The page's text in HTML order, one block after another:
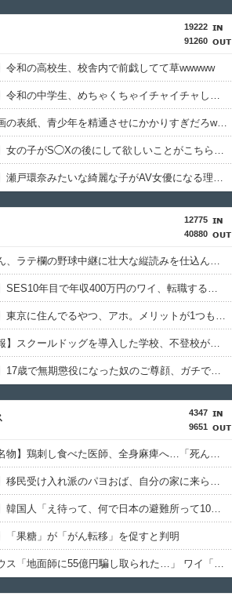
19222
91260
令和の高校生、校舎内で前戯してて草wwwww
【画像】令和の中学生、めちゃくちゃイチャイチャしていた
この漫画の表紙、青少年を精通させにかかりすぎだろwww
【画像】女の子がS◯Xの後にして欲しいことがこちらｗｗｗｗｗｗ
【疑問】瀬戸環奈みたいな綺麗な子がAV女優になる理由wwwwwww
12775
40880
新聞さん、ラテ欄の野球中継に壮大な縦読みを仕込んでしまうwwwwwww
【朗報】SES10年目で年収400万円のワイ、転職するか迷う
【悲報】東京に住んでるやつ、アホ。メリットが1つもないことが判明
【超朗報】スクールドッグを導入した学校、不登校が激減→JK「犬のために学校行きたくなる」
【悲報】17歳で無期懲役になった奴のご尊顔、ガチで怖い
4347
9651
【九州名物】鶏刺し食べた医師、全身麻痺へ…「死んだほうが良かったと思っていた」
【動画】移民受け入れ派のパヨおば、自分の家に来られたら全力で拒否るｗｗｗｗｗｗｗｗｗｗ
【悲報】韓国人「え待って、何で日本の避難所って10年前と同レベルなの(ドン引き
「果糖」が「がん転移」を促すと判明
積水ハウス「地面師に55億円騙し取られた…」 ワイ「はえーかわいそう…会社滅茶苦茶やろなぁ」